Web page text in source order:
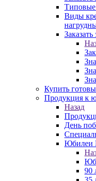
Типовые
Виды
Купить
Продукция к
Назад
День
90